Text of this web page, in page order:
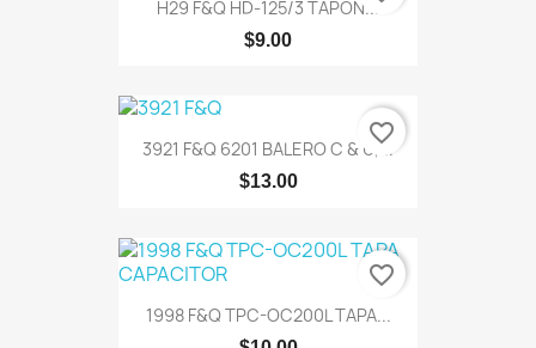
H29 F&Q HD-125/3 TAPON...
$9.00
3921 F&Q 6201 BALERO C & U,...
$13.00
favorite_border
1998 F&Q TPC-OC200L TAPA...
favorite_border